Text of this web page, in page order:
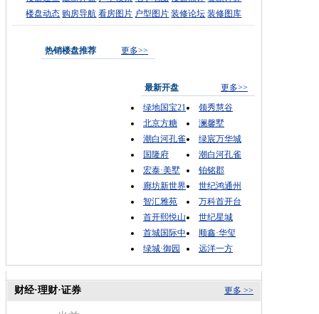
楼盘动态 购房导航 看房图片 户型图片 装修论坛 装修图库
热销楼盘推荐 更多>>
最新开盘
更多>>
绿地国宝21
领秀慧谷
北京方糖
澜馨墅
潮白河孔雀
绿宸万华城
国隆府
潮白河孔雀
宏泰·美墅
铂铭郡
廊坊新世界
世纪鸿通州
智汇雅苑
万科首开台
首开熙悦山
世纪星城
首城国际中
顺鑫·华玺
绿城·御园
远洋一方
更多 >>
财经·理财·证券